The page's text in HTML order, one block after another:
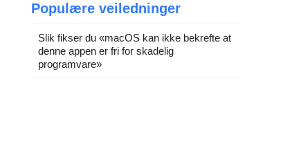
Populære veiledninger
Slik fikser du «macOS kan ikke bekrefte at
denne appen er fri for skadelig
programvare»